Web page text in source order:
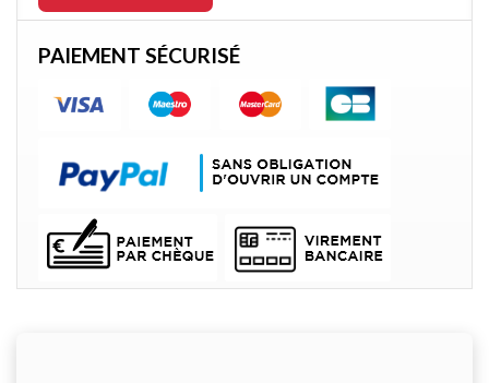
PAIEMENT SÉCURISÉ